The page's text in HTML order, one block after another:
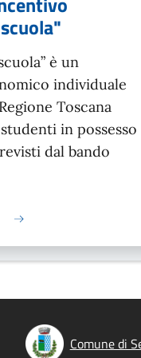
è un
individuale
Toscana
in possesso
dal bando
Comune di